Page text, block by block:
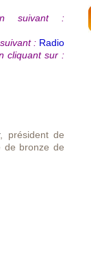
suivant :
: Radio
cliquant sur :
, président de
de bronze de